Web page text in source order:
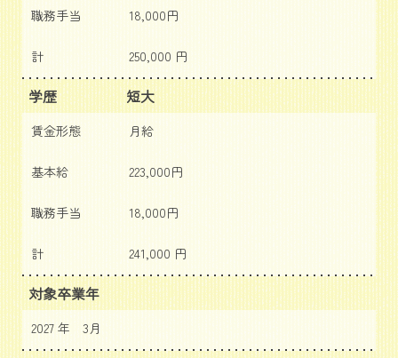
職務手当 18,000円
計 250,000 円
学歴 短大
賃金形態 月給
基本給 223,000円
職務手当 18,000円
計 241,000 円
対象卒業年
2027 年 3月